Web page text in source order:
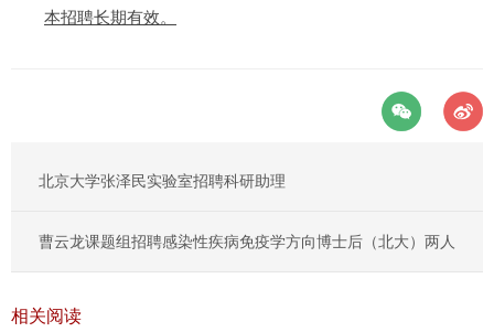
本招聘长期有效。
北京大学张泽民实验室招聘科研助理
曹云龙课题组招聘感染性疾病免疫学方向博士后（北大）两人
相关阅读